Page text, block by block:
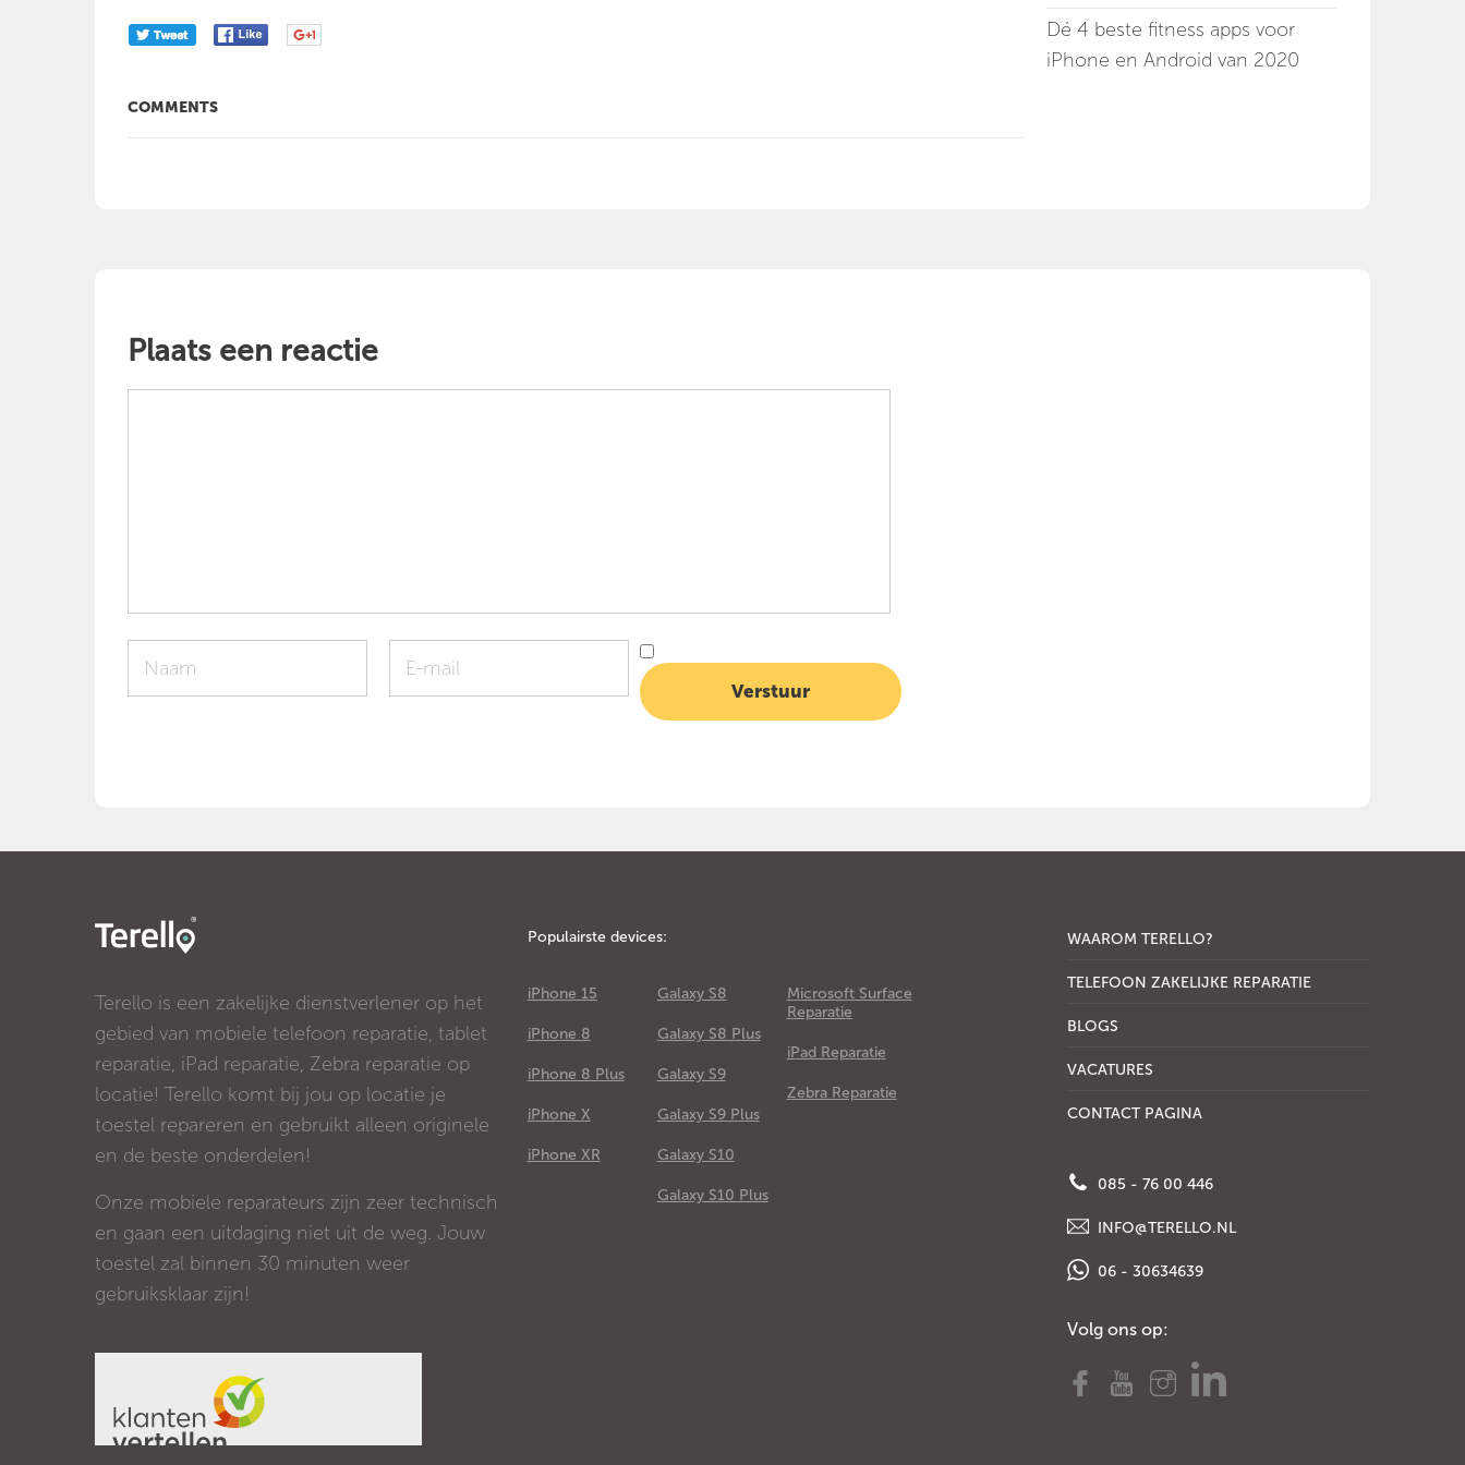
COMMENTS
Dé 4 beste fitness apps voor
iPhone en Android van 2020
Plaats een reactie
Terello is een zakelijke dienstverlener op het
gebied van mobiele telefoon reparatie, tablet
reparatie, iPad reparatie, Zebra reparatie op
locatie! Terello komt bij jou op locatie je
toestel repareren en gebruikt alleen originele
en de beste onderdelen!
Onze mobiele reparateurs zijn zeer technisch
en gaan een uitdaging niet uit de weg. Jouw
toestel zal binnen 30 minuten weer
gebruiksklaar zijn!
Populairste devices:
iPhone 15
iPhone 8
iPhone 8 Plus
iPhone X
iPhone XR
Galaxy S8
Galaxy S8 Plus
Galaxy S9
Galaxy S9 Plus
Galaxy S10
Galaxy S10 Plus
Microsoft Surface
Reparatie
iPad Reparatie
Zebra Reparatie
WAAROM TERELLO?
TELEFOON ZAKELIJKE REPARATIE
BLOGS
VACATURES
CONTACT PAGINA
085 - 76 00 446
INFO@TERELLO.NL
06 - 30634639
Volg ons op: